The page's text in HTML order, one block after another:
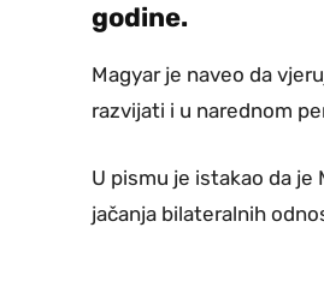
godine.
Magyar je naveo da
razvijati i u narednom
U pismu je istakao da je
jačanja bilateralnih